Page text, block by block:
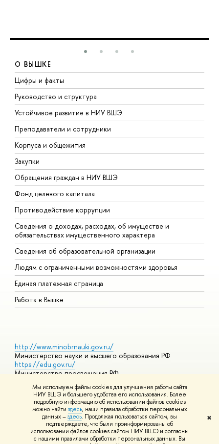
Мы используем файлы cookies для улучшения работы сайта
НИУ ВШЭ и большего удобства его использования. Более
подробную информацию об использовании файлов cookies
можно найти здесь, наши правила обработки персональных
данных –здесь. Продолжая пользоваться сайтом, вы
подтверждаете, что были проинформированы об
использовании файлов cookies сайтом НИУ ВШЭ и согласны
с нашими правилами обработки персональных данных. Вы
✖
О ВЫШКЕ
Цифры и факты
Руководство и структура
Устойчивое развитие в НИУ ВШЭ
Преподаватели и сотрудники
Корпуса и общежития
Закупки
Обращения граждан в НИУ ВШЭ
Фонд целевого капитала
Противодействие коррупции
Сведения о доходах, расходах, об имуществе и
обязательствах имущественного характера
Сведения об образовательной организации
Людям с ограниченными возможностями здоровья
Единая платежная страница
Работа в Вышке
http://www.minobrnauki.gov.ru/
Министерство науки и высшего образования РФ
https://edu.gov.ru/
Министерство просвещения РФ
https://elearning.hse.ru/mooc
Массовые открытые онлайн-курсы
© НИУ ВШЭ 1993–2026 Адреса и контактыУсловия
использования материалов Политика конфиденциальности